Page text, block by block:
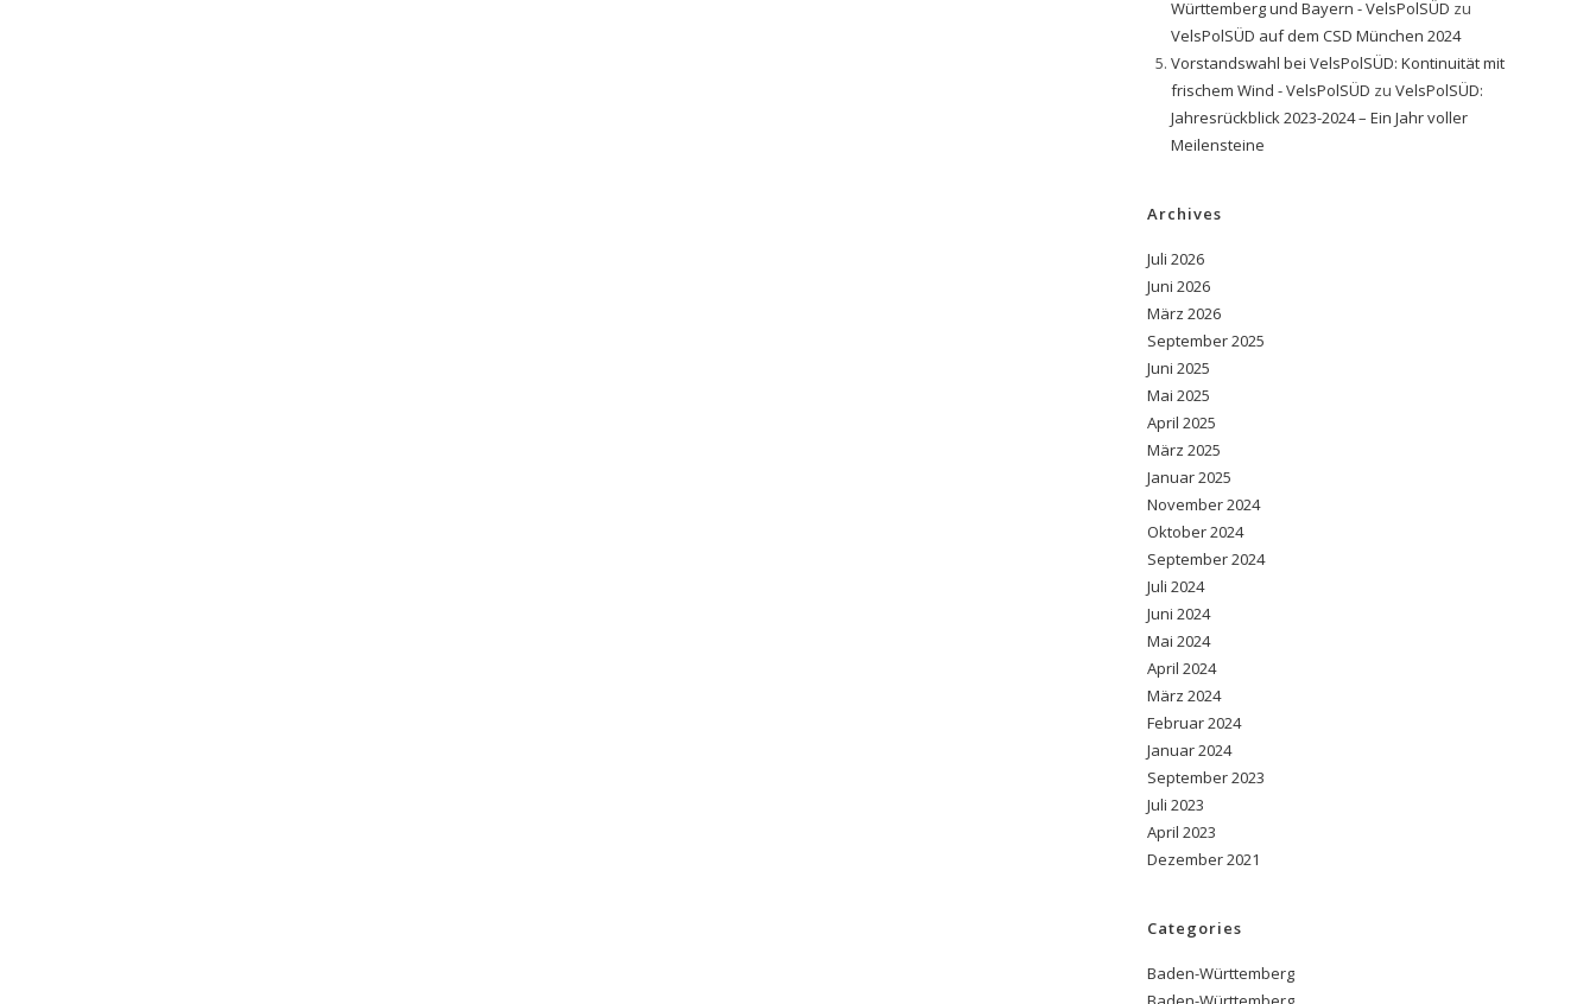
Württemberg und Bayern - VelsPolSÜD zu
VelsPolSÜD auf dem CSD München 2024
Vorstandswahl bei VelsPolSÜD: Kontinuität mit
frischem Wind - VelsPolSÜD zu VelsPolSÜD:
Jahresrückblick 2023-2024 – Ein Jahr voller
Meilensteine
Archives
Juli 2026
Juni 2026
März 2026
September 2025
Juni 2025
Mai 2025
April 2025
März 2025
Januar 2025
November 2024
Oktober 2024
September 2024
Juli 2024
Juni 2024
Mai 2024
April 2024
März 2024
Februar 2024
Januar 2024
September 2023
Juli 2023
April 2023
Dezember 2021
Categories
Baden-Württemberg